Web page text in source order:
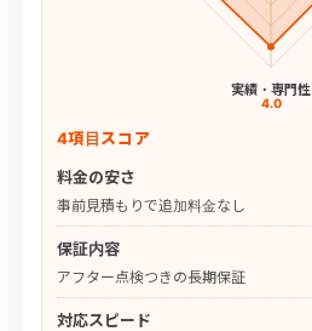
実績・専門性
4.0
4項目スコア
料金の安さ
事前見積もりで追加料金なし
保証内容
アフター点検つきの長期保証
対応スピード